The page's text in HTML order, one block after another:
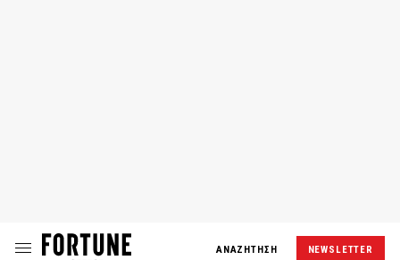
ΑΝΑΖΗΤΗΣΗ NEWSLETTER